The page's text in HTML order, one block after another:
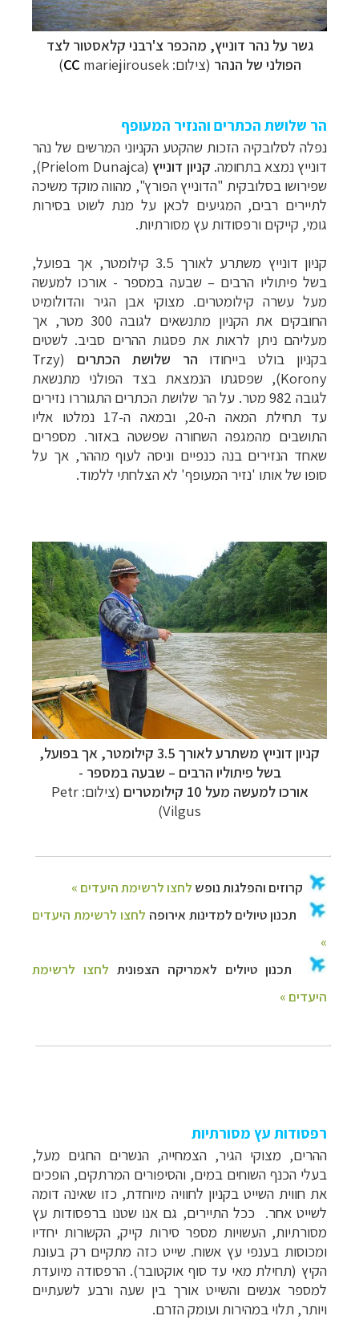
גשר על נהר דונייץ, מהכפרצ'רבני קלאסטור לצד
הפולני של הנהר (צילום: CC mariejirousek)
הר שלושת הכתרים והנזיר המעופף
נפלה לסלובקיה הזכות שהקטע הקניוני המרשים של נהר
דונייץ נמצא בתחומה. קניון דונייץ
(Prielom Dunajca),
שפירושו בסלובקית "הדונייץ הפורץ", מהווה מוקד משיכה
לתיירים רבים, המגיעים לכאן על מנת לשוט בסירות
גומי, קייקים ורפסודות עץ מסורתיות.
קניון דונייץ משתרע לאורך 3.5 קילומטר, אך בפועל,
בשל פיתוליו הרבים – שבעה במספר - אורכו למעשה
מעל עשרה קילומטרים. מצוקי אבן הגיר והדולומיט
החובקים את הקניון מתנשאים לגובה 300 מטר, אך
מעליהם ניתן לראות את פסגות ההרים סביב. לשטים
בקניון בולט בייחודו הר שלושת הכתרים
(Trzy
Korony), שפסגתו הנמצאת בצד הפולני מתנשאת
לגובה 982 מטר. על הר שלושת הכתרים התגוררו נזירים
עד תחילת המאה ה-20, ובמאה ה-17 נמלטו אליו
התושבים מהמגפה השחורה שפשטה באזור. מספרים
שאחד הנזירים בנה כנפיים וניסה לעוף מההר, אך על
סופו של אותו 'נזיר המעופף' לא הצלחתי ללמוד.
קניון דונייץ משתרע לאורך 3.5 קילומטר, אך בפועל,
בשל פיתוליו הרבים – שבעה במספר -
אורכו למעשה מעל 10 קילומטרים
(צילום: Petr
Vilgus)
קרוזים והפלגות נופש לחצו לרשימת היעדים »
תכנון טיולים למדינות אירופה לחצו לרשימת היעדים
»
תכנון טיולים לאמריקה הצפונית לחצו לרשימת
היעדים »
רפסודות עץ מסורתיות
ההרים, מצוקי הגיר, הצמחייה, הנשרים החגים מעל,
בעלי הכנף השוחים במים, והסיפורים המרתקים, הופכים
את חווית השייט בקניון לחוויה מיוחדת, כזו שאינה דומה
לשייט אחר. ככל התיירים, גם אנו שטנו ברפסודות עץ
מסורתיות, העשויות מספר סירות קייק, הקשורות יחדיו
ומכוסות בענפי עץ אשוח. שייט כזה מתקיים רק בעונת
הקיץ (תחילת מאי עד סוף אוקטובר). הרפסודה מיועדת
למספר אנשים והשייט אורך בין שעה ורבע לשעתיים
ויותר, תלוי במהירות ועומק הזרם.